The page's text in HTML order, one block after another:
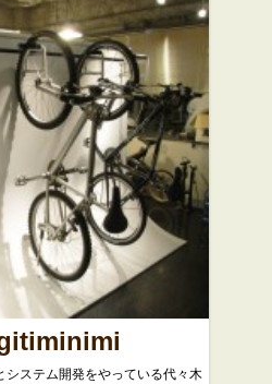
瑞穂 ★★☆
スイーツ
システム開発をやっている代々木